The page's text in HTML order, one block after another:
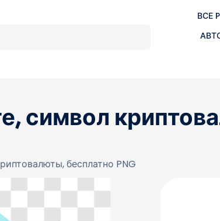
ВСЕ
символ
бесплатно PNG